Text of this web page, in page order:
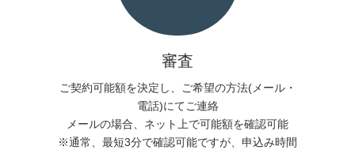
審査
ご契約可能額を決定し、ご希望の方法(メール・
電話)にてご連絡
メールの場合、ネット上で可能額を確認可能
※通常、最短3分で確認可能ですが、申込み時間